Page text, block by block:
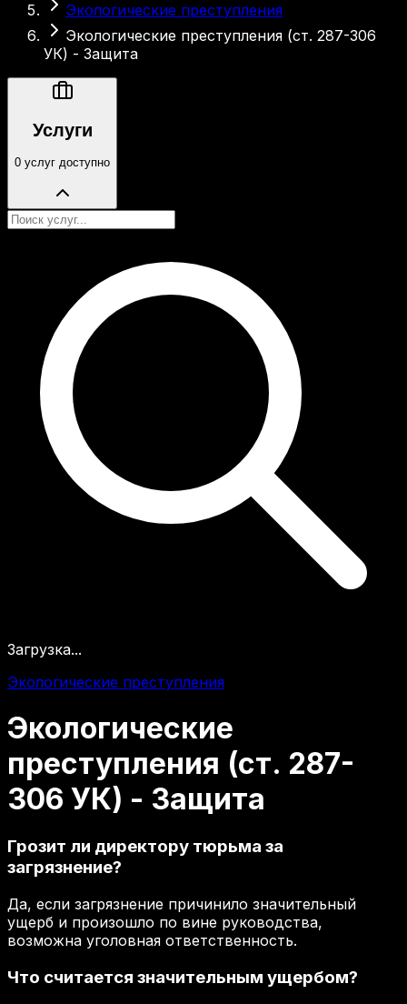
Экологические преступления
Экологические преступления (ст. 287-306
УК) - Защита
Услуги
0 услуг доступно
Загрузка...
Экологические преступления
Экологические
преступления (ст. 287-
306 УК) - Защита
Грозит ли директору тюрьма за
загрязнение?
Да, если загрязнение причинило значительный
ущерб и произошло по вине руководства,
возможна уголовная ответственность.
Что считается значительным ущербом?